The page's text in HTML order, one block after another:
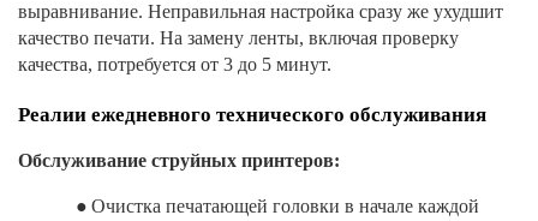
выравнивание. Неправильная настройка сразу же ухудшит
качество печати. ​​На замену ленты, включая проверку
качества, потребуется от 3 до 5 минут.
Реалии ежедневного технического обслуживания
Обслуживание струйных принтеров:
● Очистка печатающей головки в начале каждой